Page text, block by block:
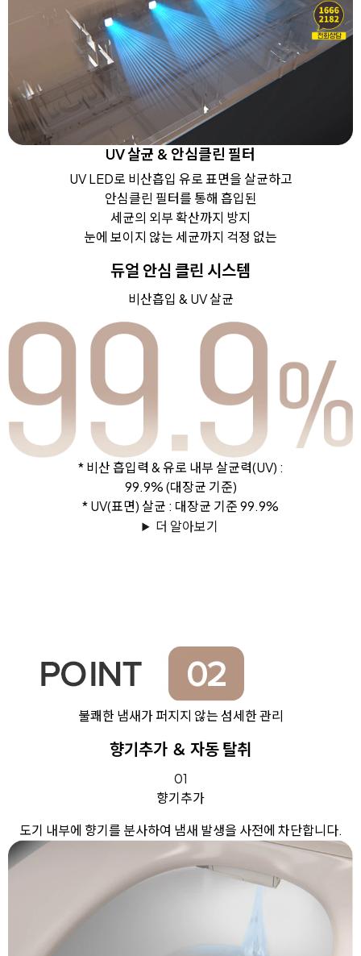
UV 살균 & 안심클린 필터
UV LED로 비산흡입 유로 표면을 살균하고
안심클린 필터를 통해 흡입된
세균의 외부 확산까지 방지
눈에 보이지 않는 세균까지 걱정 없는
듀얼 안심 클린 시스템
비산흡입 & UV 살균
* 비산 흡입력 & 유로 내부 살균력(UV) :
99.9% (대장균 기준)
* UV(표면) 살균 : 대장균 기준 99.9%
더 알아보기
불쾌한 냄새가 퍼지지 않는 섬세한 관리
향기추가 ＆ 자동 탈취
01
향기추가
도기 내부에 향기를 분사하여 냄새 발생을 사전에 차단합니다.